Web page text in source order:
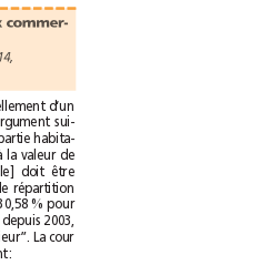
Valeur locative: locaux commer-
(CA Paris, Pôle 5, ch. 3, 5 fév. 2014,
Lors d’un litige sur le renouvellement d‘un
bail, le locataire soutenait l’argument sui-
vant “la valeur locative de la partie habita-
tion ne peut être supérieure à la valeur de
la partie commerciale et [elle] doit être
fixée en fonction de la clé de répartition
(69,42% pour la boutique et 30,58% pour
la partie habitation) qui était, depuis 2003,
celle du loyer trimestriel antérieur”. La cour
d’appel réfute ce raisonnement: